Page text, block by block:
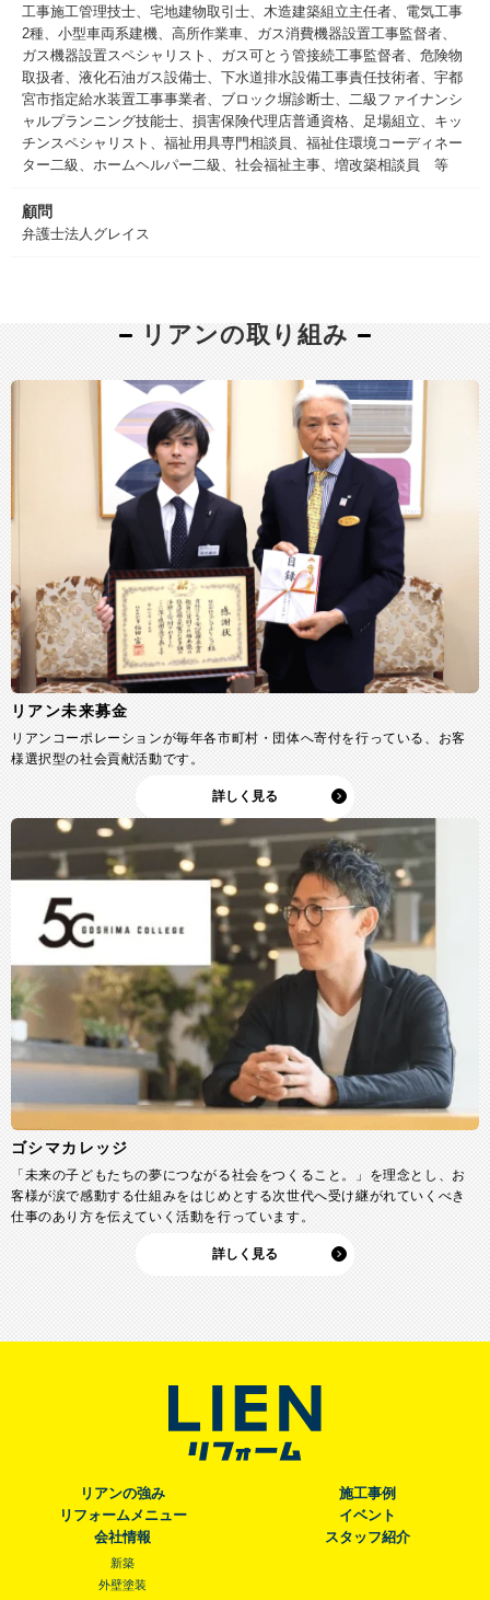
工事施工管理技士、宅地建物取引士、木造建築組立主任者、電気工事
2種、小型車両系建機、高所作業車、ガス消費機器設置工事監督者、
ガス機器設置スペシャリスト、ガス可とう管接続工事監督者、危険物
取扱者、液化石油ガス設備士、下水道排水設備工事責任技術者、宇都
宮市指定給水装置工事事業者、ブロック塀診断士、二級ファイナンシ
ャルプランニング技能士、損害保険代理店普通資格、足場組立、キッ
チンスペシャリスト、福祉用具専門相談員、福祉住環境コーディネー
ター二級、ホームヘルパー二級、社会福祉主事、増改築相談員 等
顧問
弁護士法人グレイス
リアンの取り組み
リアン未来募金
リアンコーポレーションが毎年各市町村・団体へ寄付を行っている、お客
様選択型の社会貢献活動です。
詳しく見る
ゴシマカレッジ
「未来の子どもたちの夢につながる社会をつくること。」を理念とし、お
客様が涙で感動する仕組みをはじめとする次世代へ受け継がれていくべき
仕事のあり方を伝えていく活動を行っています。
詳しく見る
リアンの強み
施工事例
リフォームメニュー
イベント
会社情報
新築
外壁塗装
スタッフ紹介